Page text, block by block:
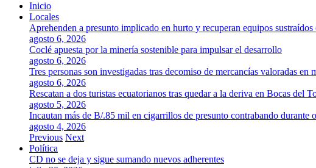
Inicio
Locales
Aprehenden a presunto implicado en hurto y recuperan equipos sustraídos
agosto 6, 2026
Coclé apuesta por la minería sostenible para impulsar el desarrollo
agosto 6, 2026
Tres personas son investigadas tras decomiso de mercancías valoradas en
agosto 6, 2026
Rescatan a dos turistas ecuatorianos tras quedar a la deriva en Bocas del
agosto 5, 2026
Incautan más de B/.85 mil en cigarrillos de presunto contrabando durante
agosto 4, 2026
Previous Next
Política
CD no se deja y sigue sumando nuevos adherentes